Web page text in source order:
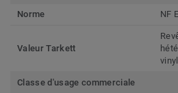
Norme
NF
Valeur Tarkett
Classe d'usage commerciale